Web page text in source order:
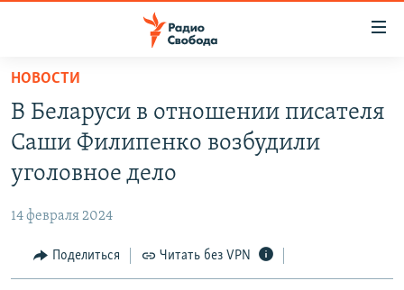
упрощенного
доступа
Вернуться
основному
Вернутся
ПОДКАСТЫ
МНЕНИЯ
КУЛЬТУРА
НОВОСТИ
В Беларуси в отношении писателя
Саши Филипенко возбудили
уголовное дело
14 февраля 2024
Поделиться Читать без VPN